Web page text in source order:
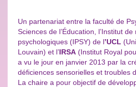
Un partenariat entre la faculté de
Sciences de l’Éducation, l’Institut
psychologiques (IPSY) de l’UCL
Louvain) et l’IRSA (Institut Royal
a vu le jour en janvier 2013 par la
déficiences sensorielles et troubles
La chaire a pour objectif de